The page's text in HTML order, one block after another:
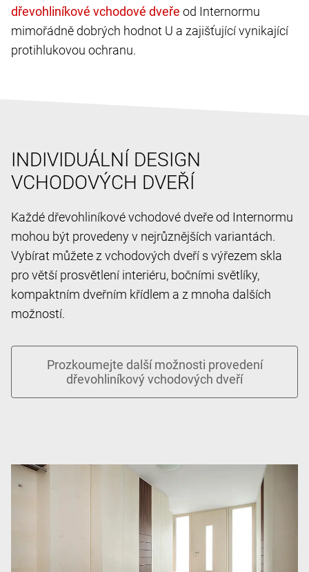
od Internormu
mimořádně dobrých hodnot U a zajišťující vynikající
protihlukovou ochranu.
INDIVIDUÁLNÍ DESIGN
VCHODOVÝCH DVEŘÍ
Každé dřevohliníkové vchodové dveře od Internormu
mohou být provedeny v nejrůznějších variantách.
Vybírat můžete z vchodových dveří s výřezem skla
pro větší prosvětlení interiéru, bočními světlíky,
kompaktním dveřním křídlem a z mnoha dalších
možností.